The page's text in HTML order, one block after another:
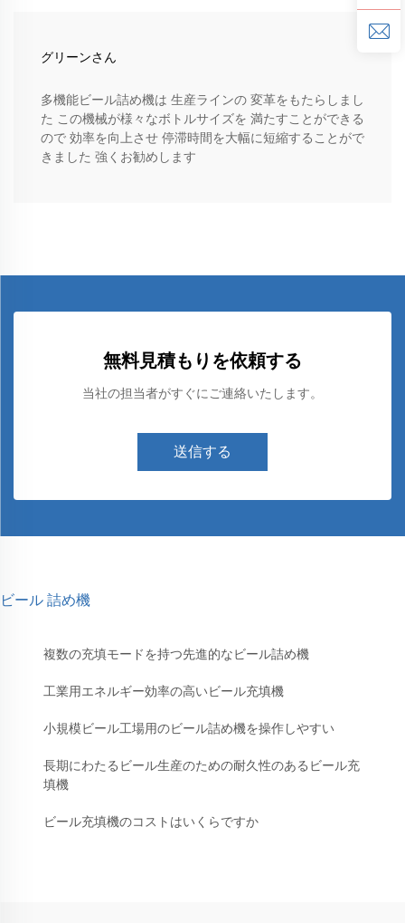
グリーンさん
多機能ビール詰め機は 生産ラインの 変革をもたらしまし
た この機械が様々なボトルサイズを 満たすことができる
ので 効率を向上させ 停滞時間を大幅に短縮することがで
きました 強くお勧めします
無料見積もりを依頼する
当社の担当者がすぐにご連絡いたします。
送信する
ビール 詰め機
複数の充填モードを持つ先進的なビール詰め機
工業用エネルギー効率の高いビール充填機
小規模ビール工場用のビール詰め機を操作しやすい
長期にわたるビール生産のための耐久性のあるビール充
填機
ビール充填機のコストはいくらですか